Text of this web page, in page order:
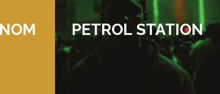
PETROL STATION